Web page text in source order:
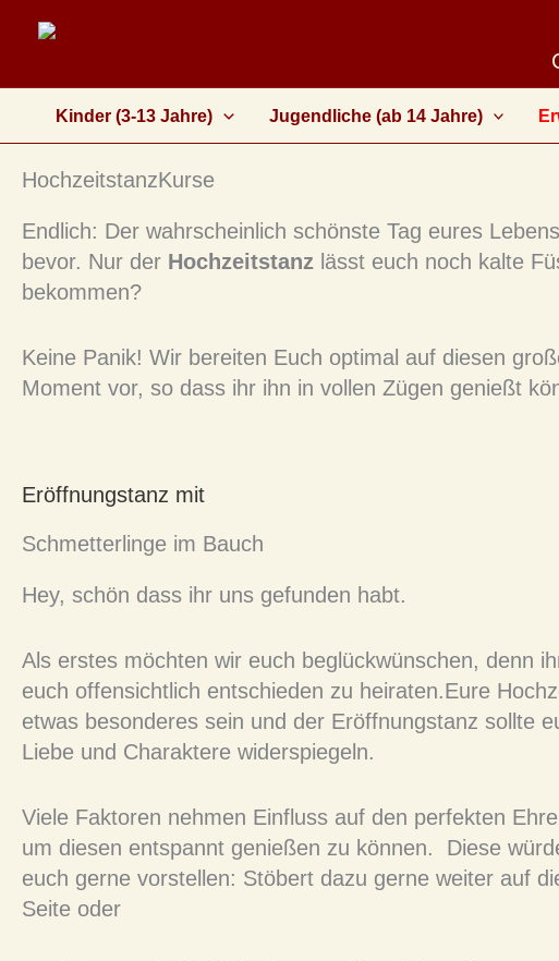
Inhalt
Kinder (3-13 Jahre) Jugendliche (ab 14 Jahre)
HochzeitstanzKurse
Endlich: Der wahrscheinlich schönste Tag eures
bevor. Nur der Hochzeitstanz lässt euch noch kalte
bekommen?
Keine Panik! Wir bereiten Euch optimal auf diesen
Moment vor, so dass ihr ihn in vollen Zügen genießt
Eröffnungstanz mit
Schmetterlinge im Bauch
Hey, schön dass ihr uns gefunden habt.
Als erstes möchten wir euch beglückwünschen, denn
euch offensichtlich entschieden zu heiraten.Eure
etwas besonderes sein und der Eröffnungstanz sollte
Liebe und Charaktere widerspiegeln.
Viele Faktoren nehmen Einfluss auf den perfekten
um diesen entspannt genießen zu können. Diese
euch gerne vorstellen: Stöbert dazu gerne weiter auf
Seite oder